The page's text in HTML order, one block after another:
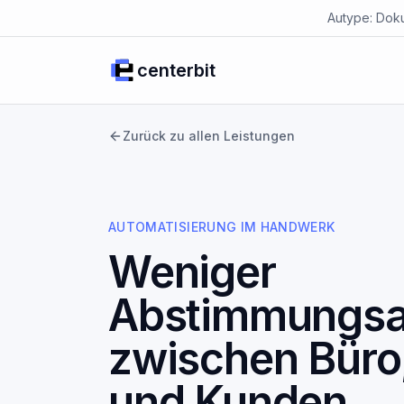
Autype:
centerbit
Zurück zu allen Leistungen
AUTOMATISIERUNG IM HANDWERK
Weniger
zwischen